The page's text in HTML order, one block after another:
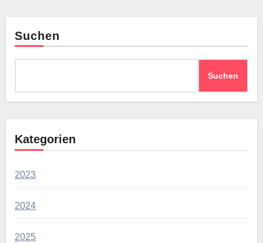
Suchen
Suchen
Kategorien
2023
2024
2025